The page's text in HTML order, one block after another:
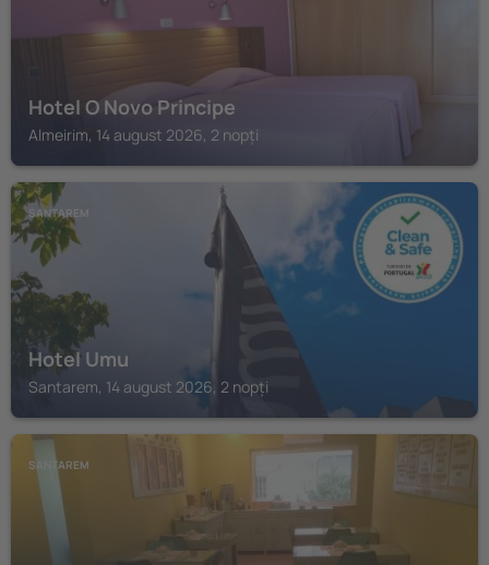
Hotel O Novo Principe
Almeirim, 14 august 2026, 2 nopți
SANTAREM
Hotel Umu
Santarem, 14 august 2026, 2 nopți
SANTAREM